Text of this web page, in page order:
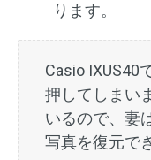
ります。
Casio IXUS40
押してしまい
いるので、妻
写真を復元で